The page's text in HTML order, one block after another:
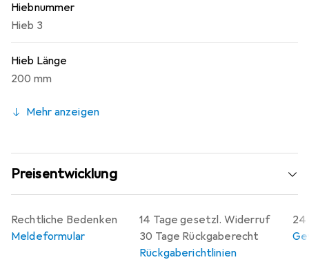
Hiebnummer
Hieb 3
Hieb Länge
200 mm
Mehr anzeigen
Preisentwicklung
14 Tage gesetzl. Widerruf
30 Tage Rückgaberecht
Rückgaberichtlinien
24
Rechtliche Bedenken
Meldeformular